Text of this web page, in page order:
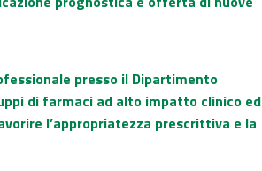
presso il Dipartimento
di farmaci ad alto impatto clinico ed
l’appropriatezza prescrittiva e la